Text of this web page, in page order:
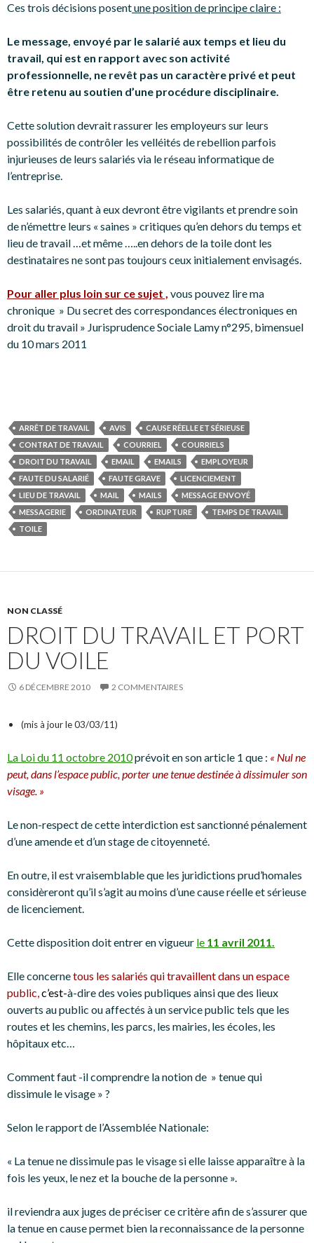
Ces trois décisions posentune position de principe claire :
Le message, envoyé par le salarié aux temps et lieu du
travail, qui est en rapport avec son activité
professionnelle, ne revêt pas un caractère privé et peut
être retenu au soutien d’une procédure disciplinaire.
Cette solution devrait rassurer les employeurs sur leurs
possibilités de contrôler les velléités de rebellion parfois
injurieuses de leurs salariés via le réseau informatique de
l’entreprise.
Les salariés, quant à eux devront être vigilants et prendre soin
de n’émettre leurs « saines » critiques qu’en dehors du temps et
lieu de travail …et même …..en dehors de la toile dont les
destinataires ne sont pas toujours ceux initialement envisagés.
Pour aller plus loin sur ce sujet , vous pouvez lire ma
chronique » Du secret des correspondances électroniques en
droit du travail » Jurisprudence Sociale Lamy n°295, bimensuel
du 10 mars 2011
ARRÊT DE TRAVAIL AVIS
CAUSE RÉELLE ET SÉRIEUSE
CONTRAT DE TRAVAIL
COURRIEL
COURRIELS
DROIT DU TRAVAIL
EMAIL EMAILS
EMPLOYEUR
FAUTE DU SALARIÉ
FAUTE GRAVE
LICENCIEMENT
LIEU DE TRAVAIL
MAIL MAILS
MESSAGE ENVOYÉ
MESSAGERIE
ORDINATEUR RUPTURE
TEMPS DE TRAVAIL
TOILE
NON CLASSÉ
DROIT DU TRAVAIL ET PORT
DU VOILE
6 DÉCEMBRE 2010 2 COMMENTAIRES
(mis à jour le 03/03/11)
La Loi du 11 octobre 2010prévoit en son article 1 que : « Nul ne
peut, dans l’espace public, porter une tenue destinée à dissimuler son
visage. »
Le non-respect de cette interdiction est sanctionné pénalement
d’une amende et d’un stage de citoyenneté.
En outre, il est vraisemblable que les juridictions prud’homales
considèreront qu’il s’agit au moins d’une cause réelle et sérieuse
de licenciement.
Cette disposition doit entrer en vigueur le 11 avril 2011.
Elle concernetous les salariés qui travaillent dans un espace
public,c’est-à-dire des voies publiques ainsi que des lieux
ouverts au public ou affectés à un service public tels que les
routes et les chemins, les parcs, les mairies, les écoles, les
hôpitaux etc…
Comment faut -il comprendre la notion de » tenue qui
dissimule le visage » ?
Selon le rapport de l’Assemblée Nationale:
« La tenue ne dissimule pas le visage si elle laisse apparaître à la
fois les yeux, le nez et la bouche de la personne ».
il reviendra aux juges de préciser ce critère afin de s’assurer que
la tenue en cause permet bien la reconnaissance de la personne